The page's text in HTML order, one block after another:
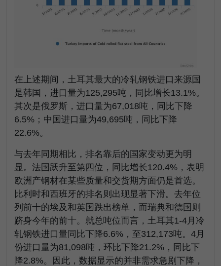
在上述期间，土耳其最大的冷轧钢铁进口来源国
是韩国，进口量为125,295吨，同比增长13.1%。
其次是俄罗斯，进口量为67,018吨，同比下降
6.5%；中国进口量为49,695吨，同比下降
22.6%。
与去年同期相比，排名靠后的国家变动更为明
显。法国跃升至第四位，同比增长120.4%，表明
欧洲产钢材在某些质量和交货期方面仍是首选。
比利时和西班牙的排名则出现显著下滑。去年位
列前十的埃及和英国跌出榜单，而瑞典和德国则
跻身今年的前十。就总吨位而言，土耳其1-4月冷
轧钢铁进口量同比下降6.6%，至312,173吨。4月
份进口量为81,098吨，环比下降21.2%，同比下
降2.8%。因此，数据显示的并非需求急剧下降，